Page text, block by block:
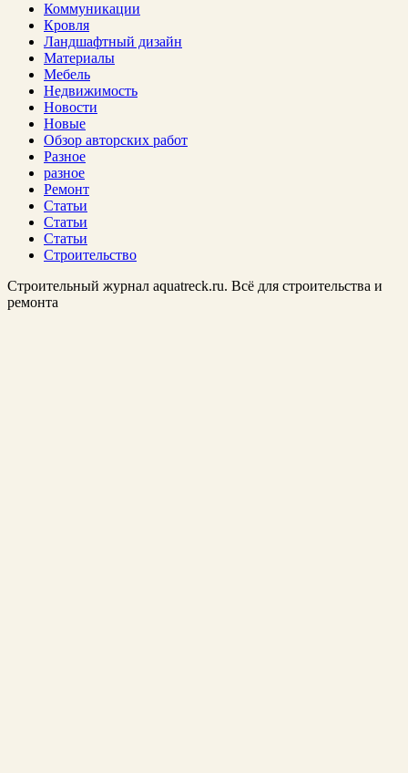
Коммуникации
Кровля
Ландшафтный дизайн
Материалы
Мебель
Недвижимость
Новости
Новые
Обзор авторских работ
Разное
разное
Ремонт
Статьи
Статьи
Статьи
Строительство
Строительный журнал aquatreck.ru. Всё для строительства и
ремонта